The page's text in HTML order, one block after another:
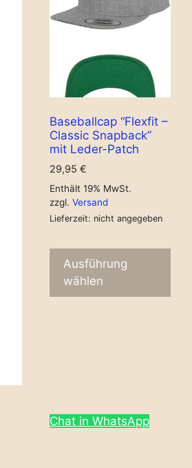
Baseballcap “Flexfit –
Classic Snapback”
mit Leder-Patch
29,95 €
Enthält 19% MwSt.
zzgl. Versand
Lieferzeit: nicht angegeben
Ausführung
wählen
Chat in WhatsApp